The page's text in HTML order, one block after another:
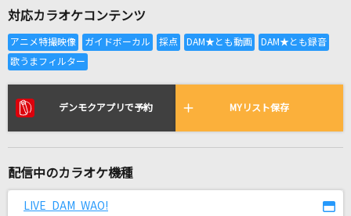
全国りれき
リアルタイムで歌われている曲の一覧
君に叱られた
乃木坂46
青い果実
山口百恵
[生音]青と夏
対応カラオケコンテンツ
デンモクアプリで予約 MYリスト保存
配信中のカラオケ機種
LIVE DAM WAO!